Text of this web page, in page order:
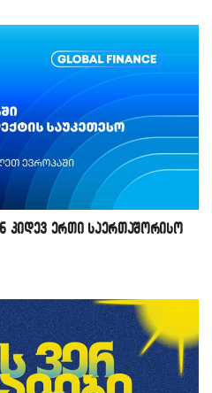
კიდევ ერთი საერთაშორისო